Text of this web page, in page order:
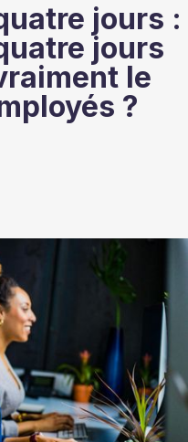
jours :
jours
le
?